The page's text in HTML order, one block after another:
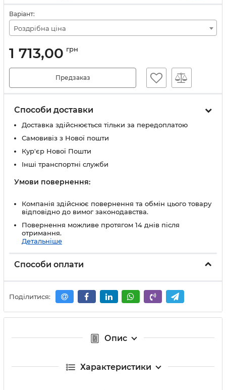
Варіант:
Роздрібна ціна
1 713,00 грн
Предзаказ
Способи доставки
Доставка здійснюється тільки за передоплатою
Самовивіз з Нової пошти
Кур'єр Нової Пошти
Інші транспортні служби
Умови повернення:
Компанія здійснює повернення та обмін цього товару
відповідно до вимог законодавства.
Повернення можливе протягом 14 днів після
отримання.
Детальніше
Способи оплати
Поділитися:
Опис
Характеристики